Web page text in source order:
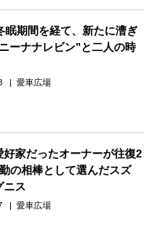
眠期間を経て、新たに漕ぎ
ーナナレビン”と二人の時
愛車広場
好家だったオーナーが往復2
の相棒として選んだスズ
ニス
愛車広場